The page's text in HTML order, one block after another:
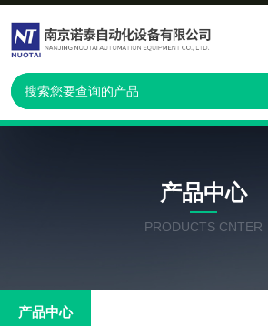
产品中心
PRODUCTS CNTER
产品中心